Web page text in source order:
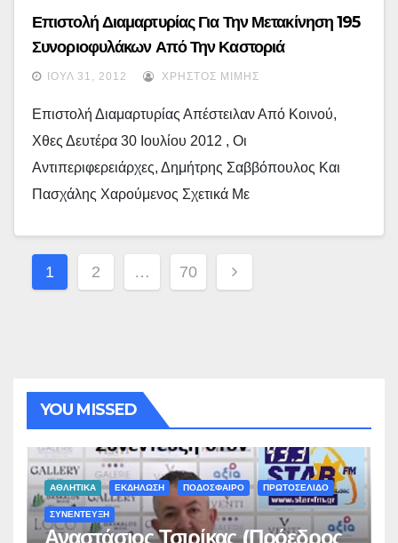
Επιστολή Διαμαρτυρίας Για Την Μετακίνηση 195
Συνοριοφυλάκων Από Την Καστοριά
ΙΟΎΛ 31, 2012 ΧΡΉΣΤΟΣ ΜΊΜΗΣ
Επιστολή Διαμαρτυρίας Απέστειλαν Από Κοινού,
Χθες Δευτέρα 30 Ιουλίου 2012 , Οι
Αντιπεριφερειάρχες, Δημήτρης Σαββόπουλος Και
Πασχάλης Χαρούμενος Σχετικά Με
Σελιδοποίηση
Άρθρων
1 2 … 70
YOU MISSED
ΑΘΛΗΤΙΚΑ ΕΚΔΗΛΩΣΗ ΠΟΔΟΣΦΑΙΡΟ ΠΡΩΤΟΣΕΛΙΔΟ
ΣΥΝΕΝΤΕΥΞΗ
Αναστάσιος Τσιρίκας (Πρόεδρος